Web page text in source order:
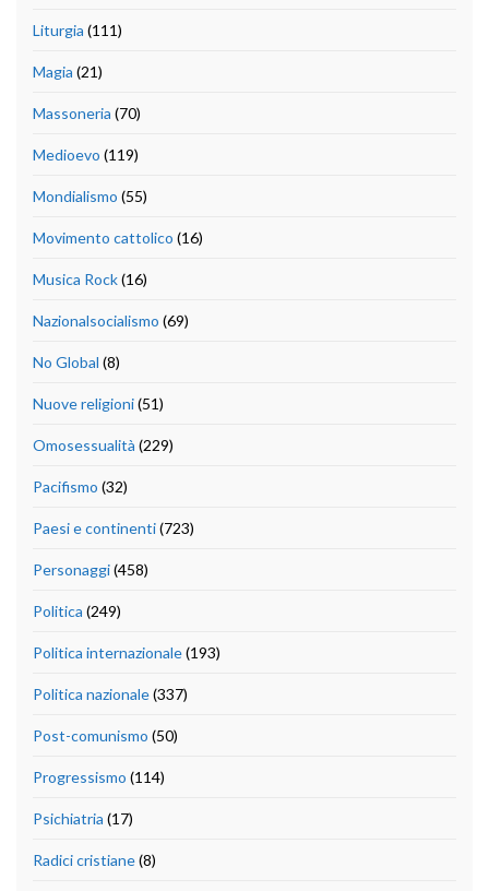
Liturgia (111)
Magia (21)
Massoneria (70)
Medioevo (119)
Mondialismo (55)
Movimento cattolico (16)
Musica Rock(16)
Nazionalsocialismo (69)
No Global (8)
Nuove religioni(51)
Omosessualità (229)
Pacifismo (32)
Paesi e continenti(723)
Personaggi(458)
Politica (249)
Politica internazionale(193)
Politica nazionale(337)
Post-comunismo (50)
Progressismo (114)
Psichiatria (17)
Radici cristiane(8)